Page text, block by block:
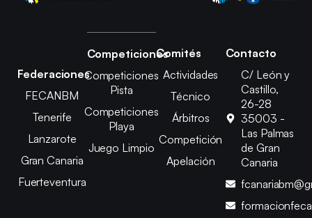
Federaciones
FECANBM
Tenerife
Lanzarote
Gran Canaria
Fuerteventura
Competiciones
Competiciones
Pista
Competiciones
Playa
Juego Limpio
Comités
Actividades
Técnico
Árbitros
Competición
Apelación
Contacto
C/ León y
Castillo,
26-28
35003 -
Las Palmas
de Gran
Canaria